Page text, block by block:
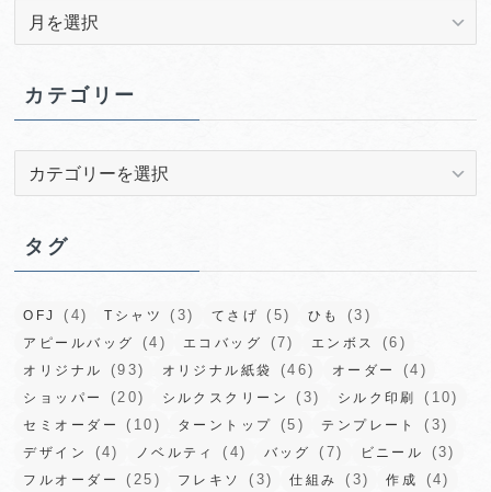
ア
イ
ブ
カテゴリー
リ
ー
タグ
OFJ (4) Tシャツ (3) てさげ (5) ひも (3)
アピールバッグ (4) エコバッグ (7) エンボス (6)
オリジナル (93) オリジナル紙袋 (46) オーダー (4)
ショッパー (20) シルクスクリーン (3) シルク印刷 (10)
セミオーダー (10) ターントップ (5) テンプレート (3)
デザイン (4) ノベルティ (4) バッグ (7) ビニール (3)
フルオーダー (25) フレキソ (3) 仕組み (3) 作成 (4)